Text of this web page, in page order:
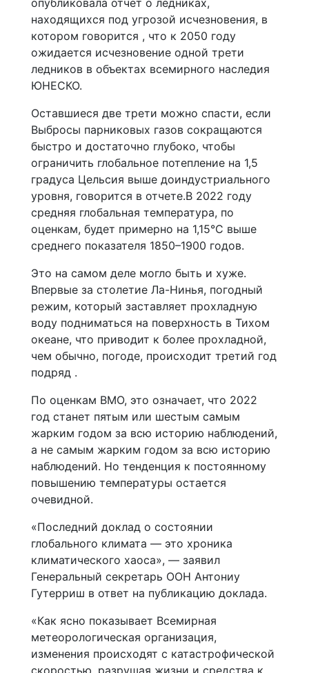
опубликовала отчет о ледниках,
находящихся под угрозой исчезновения, в
котором говорится , что к 2050 году
ожидается исчезновение одной трети
ледников в объектах всемирного наследия
ЮНЕСКО.
Оставшиеся две трети можно спасти, если
Выбросы парниковых газов сокращаются
быстро и достаточно глубоко, чтобы
ограничить глобальное потепление на 1,5
градуса Цельсия выше доиндустриального
уровня, говорится в отчете.В 2022 году
средняя глобальная температура, по
оценкам, будет примерно на 1,15°C выше
среднего показателя 1850–1900 годов.
Это на самом деле могло быть и хуже.
Впервые за столетие Ла-Нинья, погодный
режим, который заставляет прохладную
воду подниматься на поверхность в Тихом
океане, что приводит к более прохладной,
чем обычно, погоде, происходит третий год
подряд .
По оценкам ВМО, это означает, что 2022
год станет пятым или шестым самым
жарким годом за всю историю наблюдений,
а не самым жарким годом за всю историю
наблюдений. Но тенденция к постоянному
повышению температуры остается
очевидной.
«Последний доклад о состоянии
глобального климата — это хроника
климатического хаоса», — заявил
Генеральный секретарь ООН Антониу
Гутерриш в ответ на публикацию доклада.
«Как ясно показывает Всемирная
метеорологическая организация,
изменения происходят с катастрофической